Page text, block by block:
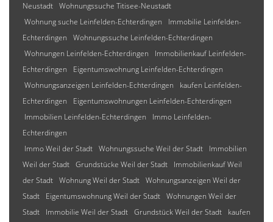
Neustadt Wohnungssuche Titisee-Neustadt
Wohnung suche Leinfelden-Echterdingen
Immobilie Leinfelden-
Echterdingen
Wohnungssuche Leinfelden-Echterdingen
Wohnungen Leinfelden-Echterdingen
Immobilienkauf Leinfelden-
Echterdingen
Eigentumswohnung Leinfelden-Echterdingen
Wohnungsanzeigen Leinfelden-Echterdingen
kaufen Leinfelden-
Echterdingen
Eigentumswohnungen Leinfelden-Echterdingen
Immobilien Leinfelden-Echterdingen
Immo Leinfelden-
Echterdingen
Immo Weil der Stadt Wohnungssuche Weil der Stadt
Immobilien
Weil der Stadt Grundstücke Weil der Stadt
Immobilienkauf Weil
der Stadt Wohnung Weil der Stadt Wohnungsanzeigen Weil der
Stadt
Eigentumswohnung Weil der Stadt Wohnungen Weil der
Stadt
Immobilie Weil der Stadt Grundstück Weil der Stadt
kaufen